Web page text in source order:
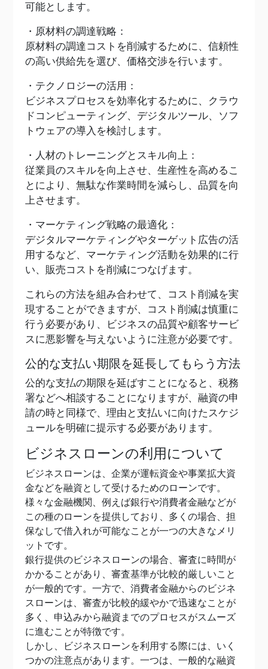
可能とします。
・原材料の調達戦略：
原材料の調達コストを削減するために、信頼性
の高い供給先を選び、価格交渉を行います。
・テクノロジーの活用：
ビジネスプロセスを効率化するために、クラウ
ドコンピューティング、デジタルツール、ソフ
トウェアの導入を検討します。
・人材のトレーニングとスキル向上：
従業員のスキルを向上させ、生産性を高めるこ
とにより、無駄な作業時間を減らし、品質を向
上させます。
・マーケティング戦略の最適化：
デジタルマーケティングやターゲット広告の活
用するなど、マーケティング活動を効果的に行
い、販売コストを削減につなげます。
これらの方法を組み合わせて、コスト削減を実
現することができますが、コスト削減は慎重に
行う必要があり、ビジネスの品質や顧客サービ
スに悪影響を与えないように注意が必要です。
公的な支払い期限を延長してもらう方法
公的な支払の期限を延ばすことになると、税務
署などへ相談することになりますが、融資の申
請の時と同様で、理由と支払いに向けたスケジ
ュールを明確に提示する必要があります。
ビジネスローンの利用について
ビジネスローンは、企業が運転資金や事業拡大資
金などを融資として受けるためのローンです。
様々な金融機関、例えば銀行や消費者金融などが
この種のローンを提供しており、多くの場合、担
保なしで借入れが可能なことが一つの大きなメリ
ットです。
銀行提供のビジネスローンの場合、審査に時間が
かかることがあり、審査基準が比較的厳しいこと
が一般的です。一方で、消費者金融からのビジネ
スローンは、審査が比較的緩やかで迅速なことが
多く、申込みから融資までのプロセスがスムーズ
に進むことが特徴です。
しかし、ビジネスローンを利用する際には、いく
つかの注意点があります。一つは、一般的な融資